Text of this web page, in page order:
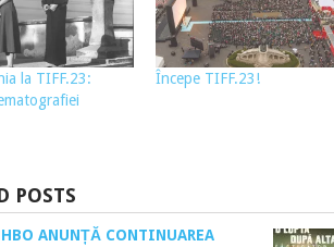
la TIFF.23:
Începe TIFF.23!
POSTS
HBO ANUNȚĂ CONTINUAREA